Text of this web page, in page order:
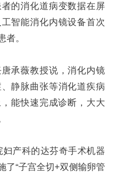
的消化道病变数据在屏
智能消化内镜设备首次
者。
承薇教授说，消化内镜
静脉曲张等消化道疾病
能快速完成诊断，大大
产科的达芬奇手术机器
了“子宫全切+双侧输卵管